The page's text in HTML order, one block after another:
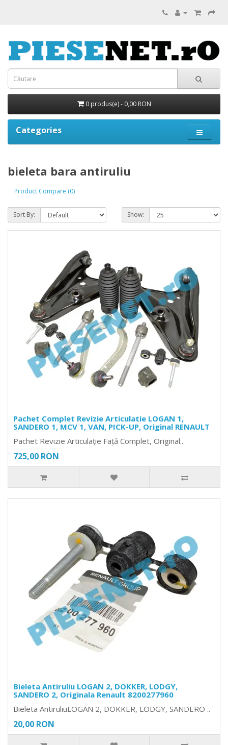
0 produs(e) - 0,00 RON
Categories
bieleta bara antiruliu
Product Compare (0)
Sort By: Show:
Pachet Complet Revizie Articulatie LOGAN 1,
SANDERO 1, MCV 1, VAN, PICK-UP, Original RENAULT
Pachet Revizie Articulație Față Complet, Original..
725,00 RON
Bieleta Antiruliu LOGAN 2, DOKKER, LODGY,
SANDERO 2, Originala Renault 8200277960
Bieleta AntiruliuLOGAN 2, DOKKER, LODGY, SANDERO ..
20,00 RON